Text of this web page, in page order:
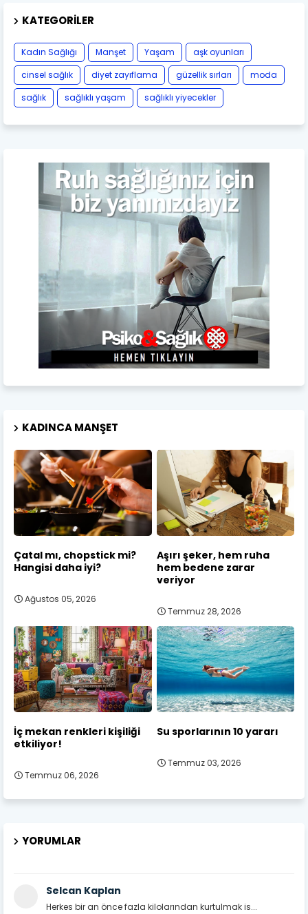
KATEGORILER
Kadın Sağlığı Manşet Yaşam
aşk oyunları
cinsel sağlık
diyet zayıflama güzellik sırları
moda
sağlık
sağlıklı yaşam sağlıklı yiyecekler
KADINCA MANŞET
Çatal mı, chopstick mi?
Hangisi daha iyi?
Ağustos 05, 2026
Aşırı şeker, hem ruha
hem bedene zarar
veriyor
Temmuz 28, 2026
İç mekan renkleri kişiliği
etkiliyor!
Temmuz 06, 2026
Su sporlarının 10 yararı
Temmuz 03, 2026
YORUMLAR
Selcan Kaplan
Herkes bir an önce fazla kilolarından kurtulmak is...